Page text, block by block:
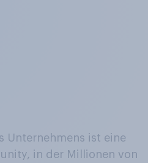
Unternehmens ist eine
in der Millionen von